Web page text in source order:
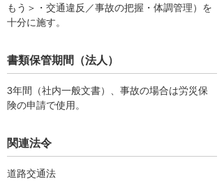
もう＞・交通違反／事故の把握・体調管理）を
十分に施す。
書類保管期間（法人）
3年間（社内一般文書）、事故の場合は労災保
険の申請で使用。
関連法令
道路交通法